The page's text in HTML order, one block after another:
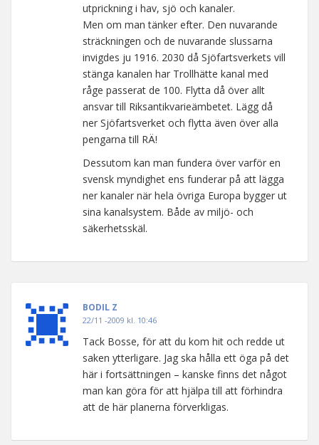
utprickning i hav, sjö och kanaler.
Men om man tänker efter. Den nuvarande
sträckningen och de nuvarande slussarna
invigdes ju 1916. 2030 då Sjöfartsverkets vill
stänga kanalen har Trollhätte kanal med
råge passerat de 100. Flytta då över allt
ansvar till Riksantikvarieämbetet. Lägg då
ner Sjöfartsverket och flytta även över alla
pengarna till RÄ!
Dessutom kan man fundera över varför en
svensk myndighet ens funderar på att lägga
ner kanaler när hela övriga Europa bygger ut
sina kanalsystem. Både av miljö- och
säkerhetsskäl.
BODIL Z
22/11 -2009 kl. 10:46
Tack Bosse, för att du kom hit och redde ut
saken ytterligare. Jag ska hålla ett öga på det
här i fortsättningen – kanske finns det något
man kan göra för att hjälpa till att förhindra
att de här planerna förverkligas.